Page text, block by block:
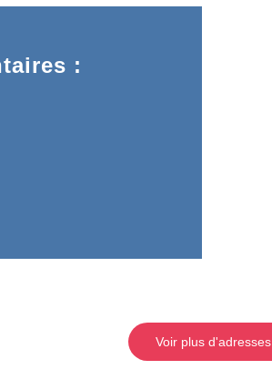
:
Voir plus d'adresses